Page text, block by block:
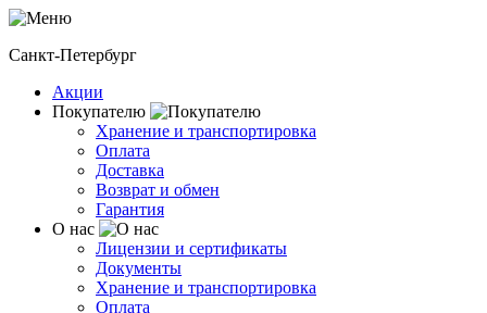
Санкт-Петербург
Акции
Покупателю
Хранение и транспортировка
Оплата
Доставка
Возврат и обмен
Гарантия
О нас
Лицензии и сертификаты
Документы
Хранение и транспортировка
Оплата